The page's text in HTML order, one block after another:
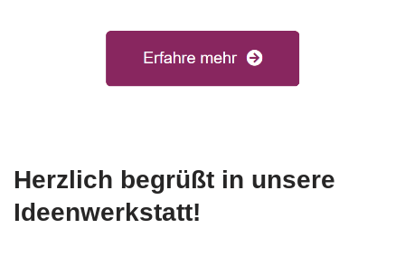
Herzlich begrüßt in unsere
Ideenwerkstatt!